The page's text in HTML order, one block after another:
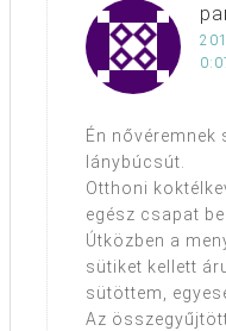
Én nővéremnek
lánybúcsút.
Otthoni
egész csapat
Útközben a
sütiket kellett
sütöttem,
Az